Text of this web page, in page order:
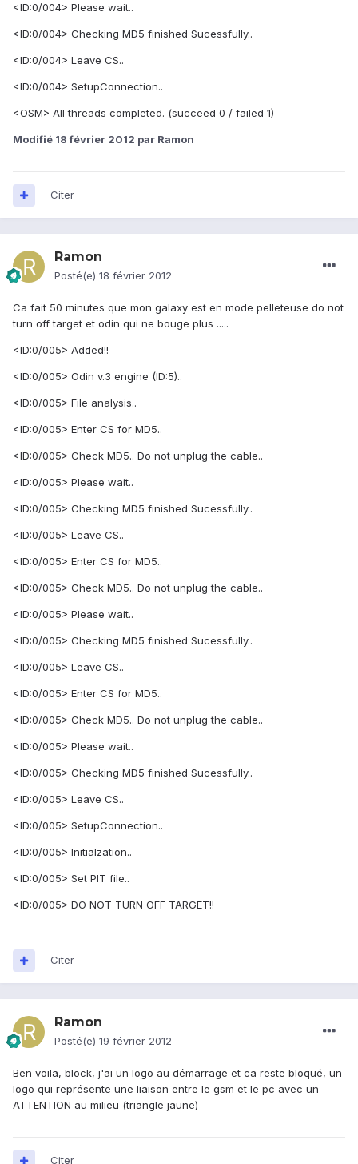
<ID:0/004> Please wait..
<ID:0/004> Checking MD5 finished Sucessfully..
<ID:0/004> Leave CS..
<ID:0/004> SetupConnection..
<OSM> All threads completed. (succeed 0 / failed 1)
Modifié 18 février 2012 par Ramon
Citer
Ramon
Posté(e) 18 février 2012
Ca fait 50 minutes que mon galaxy est en mode pelleteuse do not
turn off target et odin qui ne bouge plus .....
<ID:0/005> Added!!
<ID:0/005> Odin v.3 engine (ID:5)..
<ID:0/005> File analysis..
<ID:0/005> Enter CS for MD5..
<ID:0/005> Check MD5.. Do not unplug the cable..
<ID:0/005> Please wait..
<ID:0/005> Checking MD5 finished Sucessfully..
<ID:0/005> Leave CS..
<ID:0/005> Enter CS for MD5..
<ID:0/005> Check MD5.. Do not unplug the cable..
<ID:0/005> Please wait..
<ID:0/005> Checking MD5 finished Sucessfully..
<ID:0/005> Leave CS..
<ID:0/005> Enter CS for MD5..
<ID:0/005> Check MD5.. Do not unplug the cable..
<ID:0/005> Please wait..
<ID:0/005> Checking MD5 finished Sucessfully..
<ID:0/005> Leave CS..
<ID:0/005> SetupConnection..
<ID:0/005> Initialzation..
<ID:0/005> Set PIT file..
<ID:0/005> DO NOT TURN OFF TARGET!!
Citer
Ramon
Posté(e) 19 février 2012
Ben voila, block, j'ai un logo au démarrage et ca reste bloqué, un
logo qui représente une liaison entre le gsm et le pc avec un
ATTENTION au milieu (triangle jaune)
Citer